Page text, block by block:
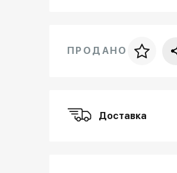
Цена за багет
ПРОДАНО
Доставка